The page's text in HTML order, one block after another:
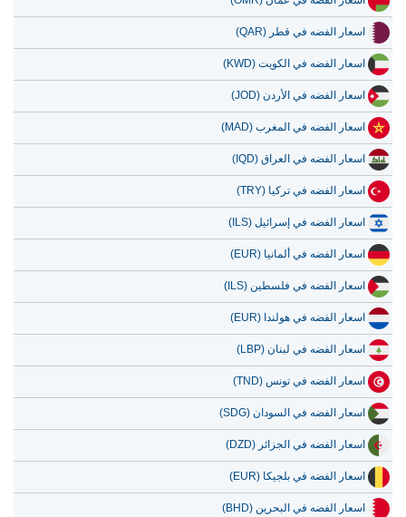
11 يوليو 2026
10 يوليو 2026
9 يوليو 2026
8 يوليو 2026
7 يوليو 2026
اسعار الفضه في قطر (QAR)
اسعار الفضه في الكويت (KWD)
اسعار الفضه في الأردن (JOD)
اسعار الفضه في المغرب (MAD)
اسعار الفضه في العراق (IQD)
اسعار الفضه في تركيا (TRY)
اسعار الفضه في إسرائيل (ILS)
اسعار الفضه في ألمانيا (EUR)
اسعار الفضه في فلسطين (ILS)
اسعار الفضه في هولندا (EUR)
اسعار الفضه في لبنان (LBP)
اسعار الفضه في تونس (TND)
اسعار الفضه في السودان (SDG)
اسعار الفضه في الجزائر (DZD)
اسعار الفضه في بلجيكا (EUR)
اسعار الفضه في البحرين (BHD)